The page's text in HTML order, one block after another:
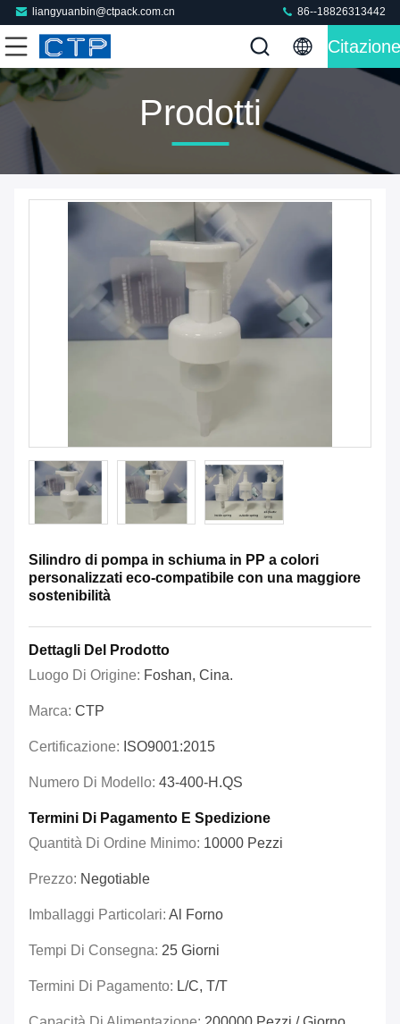
liangyuanbin@ctpack.com.cn 86--18826313442
Citazione
Prodotti
Silindro di pompa in schiuma in PP a colori
personalizzati eco-compatibile con una maggiore
sostenibilità
Dettagli Del Prodotto
Luogo Di Origine: Foshan, Cina.
Marca: CTP
Certificazione: ISO9001:2015
Numero Di Modello: 43-400-H.QS
Termini Di Pagamento E Spedizione
Quantità Di Ordine Minimo: 10000 Pezzi
Prezzo: Negotiable
Imballaggi Particolari: Al Forno
Tempi Di Consegna: 25 Giorni
Termini Di Pagamento: L/C, T/T